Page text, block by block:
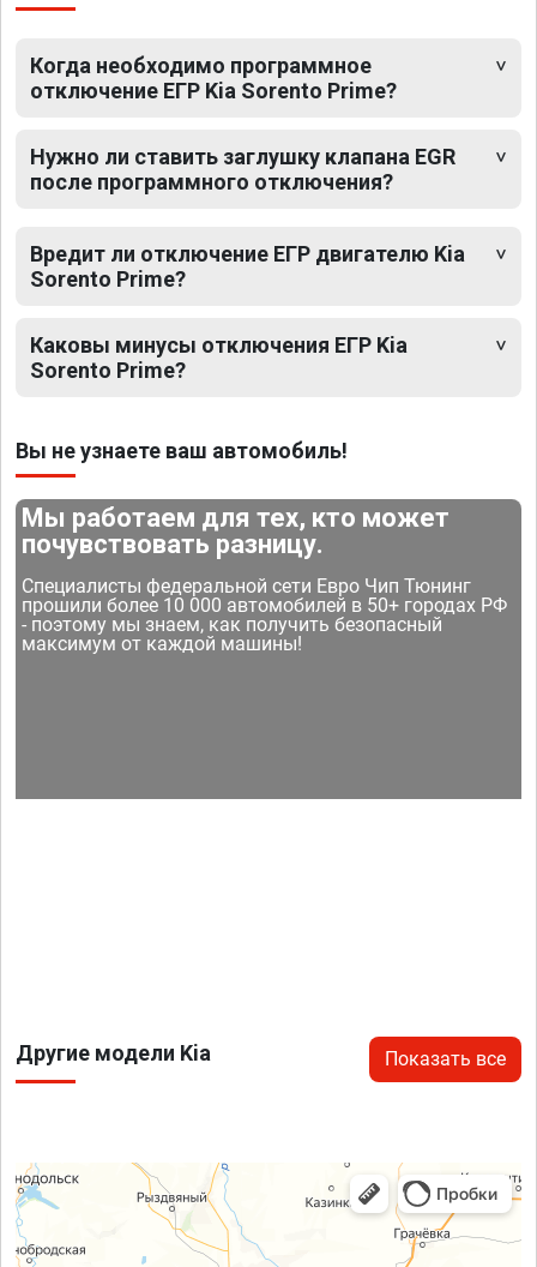
Когда необходимо программное
отключение ЕГР Kia Sorento Prime?
Нужно ли ставить заглушку клапана EGR
после программного отключения?
Вредит ли отключение ЕГР двигателю Kia
Sorento Prime?
Каковы минусы отключения ЕГР Kia
Sorento Prime?
Вы не узнаете ваш автомобиль!
Мы работаем для тех, кто может
почувствовать разницу.
Специалисты федеральной сети Евро Чип Тюнинг
прошили более 10 000 автомобилей в 50+ городах РФ
- поэтому мы знаем, как получить безопасный
максимум от каждой машины!
Другие модели Kia Показать все